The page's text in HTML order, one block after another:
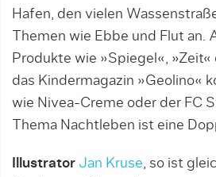
Hafen, den vielen
Themen wie Ebbe und Flut an.
Produkte wie »Spiegel«, »Zeit«
das Kindermagazin »Geolino«
wie Nivea-Creme oder der FC
Thema Nachtleben ist eine
Illustrator Jan Kruse, so ist